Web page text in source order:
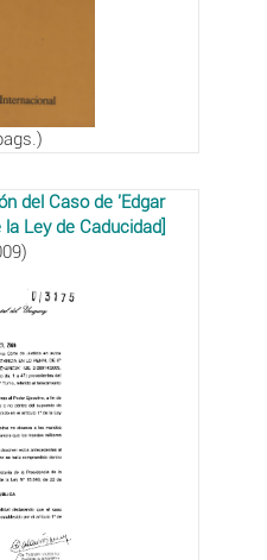
del Caso de 'Edgar
Ley de Caducidad]